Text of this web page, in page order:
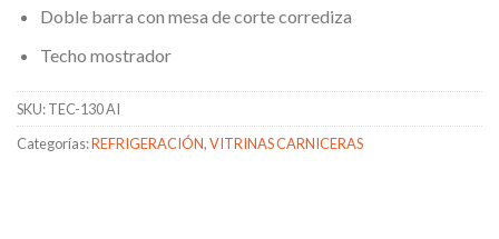
Doble barra con mesa de corte corrediza
Techo mostrador
SKU:TEC-130 AI
Categorías:REFRIGERACIÓN,VITRINAS CARNICERAS